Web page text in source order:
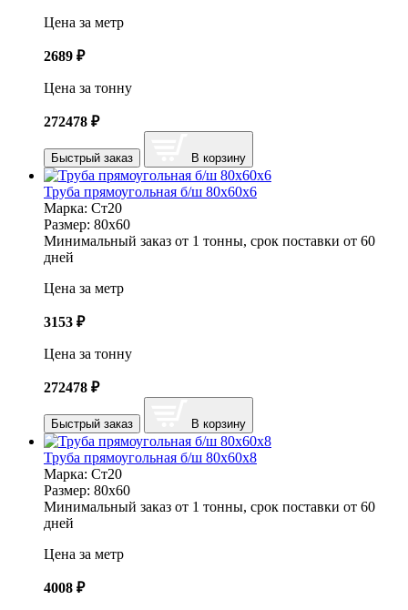
Цена за метр
2689 ₽
Цена за тонну
272478 ₽
Быстрый заказ В корзину
Труба прямоугольная б/ш 80х60х6
Марка: Ст20
Размер: 80х60
Минимальный заказ от 1 тонны, срок поставки от 60
дней
Цена за метр
3153 ₽
Цена за тонну
272478 ₽
Быстрый заказ В корзину
Труба прямоугольная б/ш 80х60х8
Марка: Ст20
Размер: 80х60
Минимальный заказ от 1 тонны, срок поставки от 60
дней
Цена за метр
4008 ₽